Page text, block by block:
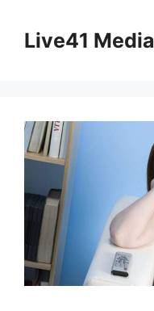
contentLive41 Media